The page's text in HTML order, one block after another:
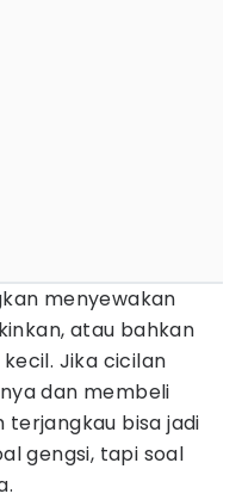
menyewakan
atau bahkan
Jika cicilan
dan membeli
terjangkau bisa jadi
gengsi, tapi soal